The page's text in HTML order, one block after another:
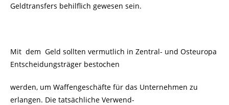
Geldtransfers behilflich gewesen sein.
Mit dem Geld sollten vermutlich in Zentral- und Osteuropa
Entscheidungsträger bestochen
werden, um Waffengeschäfte für das Unternehmen zu
erlangen. Die tatsächliche Verwend-